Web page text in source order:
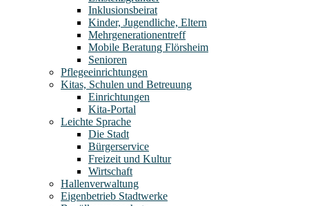
Inklusionsbeirat
Kinder, Jugendliche, Eltern
Mehrgenerationentreff
Mobile Beratung Flörsheim
Senioren
Pflegeeinrichtungen
Kitas, Schulen und Betreuung
Einrichtungen
Kita-Portal
Leichte Sprache
Die Stadt
Bürgerservice
Freizeit und Kultur
Wirtschaft
Hallenverwaltung
Eigenbetrieb Stadtwerke